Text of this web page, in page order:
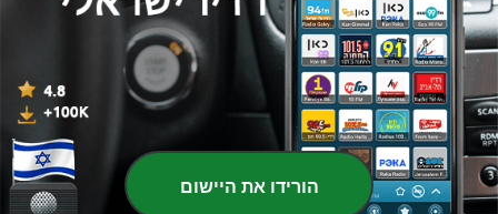
65
"הכי בזמן", פרק 65: בין הירידה במשקל של ביבי, אולפן
המונדיאל ולונג'ביטי
07 יולי 2026
64
״הכי בזמן״, פרק 64: חולות מדבר, הפגנות בכבישים ומה
שביניהם
25 יוני 2026
63
-
"הכי בזמן", פרק 63: עופרה, הסכם עם איראן ומה קרה
לתוכי?
הורידו את היישום